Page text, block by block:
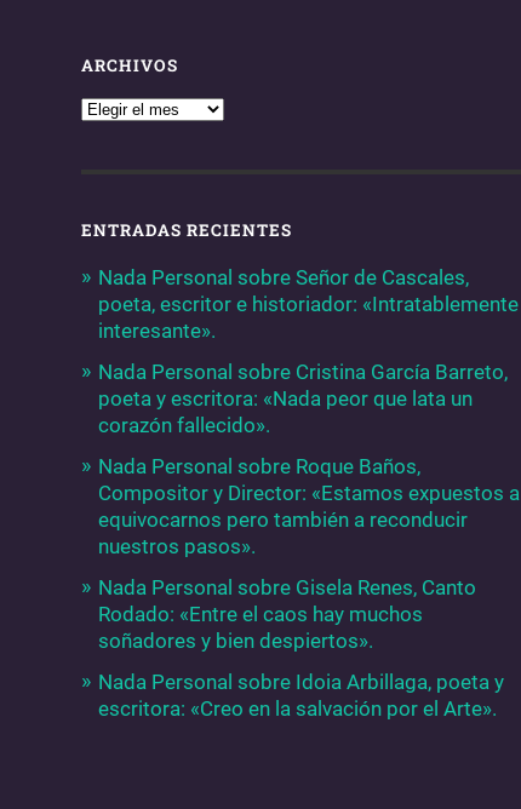
ARCHIVOS
ENTRADAS RECIENTES
Nada Personal sobre Señor de Cascales,
poeta, escritor e historiador: «Intratablemente
interesante».
Nada Personal sobre Cristina García Barreto,
poeta y escritora: «Nada peor que lata un
corazón fallecido».
Nada Personal sobre Roque Baños,
Compositor y Director: «Estamos expuestos a
equivocarnos pero también a reconducir
nuestros pasos».
Nada Personal sobre Gisela Renes, Canto
Rodado: «Entre el caos hay muchos
soñadores y bien despiertos».
Nada Personal sobre Idoia Arbillaga, poeta y
escritora: «Creo en la salvación por el Arte».